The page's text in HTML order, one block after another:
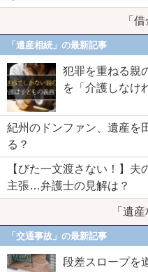
「
「遺産相続」の最新記事
犯罪を重ねる親
を「介護しなけ
紀州のドンファン、遺産
る？
【びた一文渡さない！】
主張…弁護士の見解は？
「遺
「交通事故」の最新記事
段差スロープを